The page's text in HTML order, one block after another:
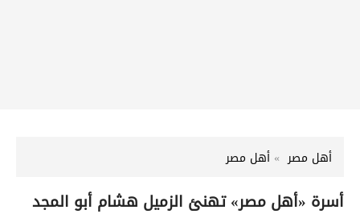
أهل مصر أهل مصر
أسرة «أهل مصر» تهنئ الزميل هشام أبو المجد